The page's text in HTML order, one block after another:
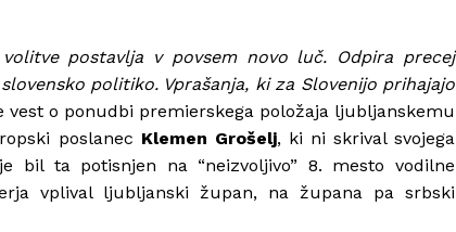
postavlja v povsem novo luč. Odpira precej
politiko. Vprašanja, ki za Slovenijo prihajajo
vest o ponudbi premierskega položaja ljubljanskemu
poslanec Klemen Grošelj, ki ni skrival svojega
bil ta potisnjen na “neizvoljivo” 8. mesto vodilne
vplival ljubljanski župan, na župana pa srbski